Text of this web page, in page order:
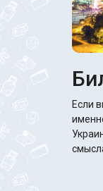
Если